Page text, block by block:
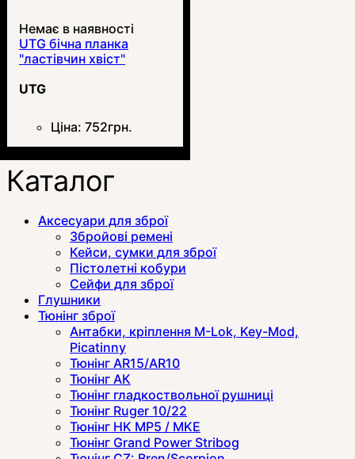
Немає в наявності
UTG бічна планка
"ластівчин хвіст"
UTG
Ціна: 752грн.
Каталог
Аксесуари для зброї
Збройові ремені
Кейси, сумки для зброї
Пістолетні кобури
Сейфи для зброї
Глушники
Тюнінг зброї
Антабки, кріплення M-Lok, Key-Mod,
Picatinny
Тюнінг AR15/AR10
Тюнінг АК
Тюнінг гладкоствольної рушниці
Тюнінг Ruger 10/22
Тюнінг HK MP5 / MKE
Тюнінг Grand Power Stribog